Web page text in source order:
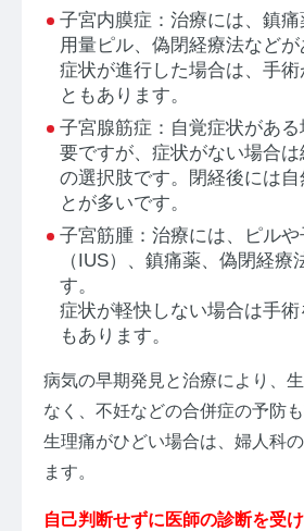
子宮内膜症：治療には、鎮
用量ピル、偽閉経療法などが
症状が進行した場合は、手術
ともあります。
子宮腺筋症：自覚症状があ
要ですが、症状がない場合
の選択肢です。閉経後には自
とが多いです。
子宮筋腫：治療には、ピル
（IUS）、鎮痛薬、偽閉経療
す。
症状が軽快しない場合は手術
もあります。
病気の早期発見と治療により、
なく、不妊などの合併症の予防も
生理痛がひどい場合は、婦人科
ます。
自己判断せずに医師の診断を受